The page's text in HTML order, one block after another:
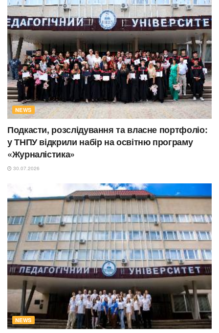
NEWS
Подкасти, розслідування та власне портфоліо:
у ТНПУ відкрили набір на освітню програму
«Журналістика»
30.07.2026
NEWS